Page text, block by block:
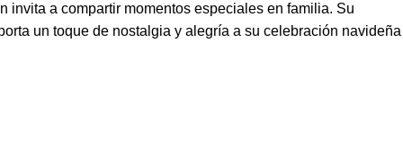
invita a compartir momentos especiales en familia. Su
un toque de nostalgia y alegría a su celebración navideña